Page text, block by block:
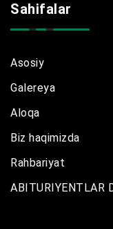
Sahifalar
Asosiy
Galereya
Aloqa
Biz haqimizda
Rahbariyat
ABITURIYENTLAR